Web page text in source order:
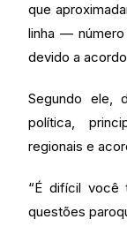
que
linha —
devido a
Segundo ele,
política,
regionais e
“É difícil você
questões